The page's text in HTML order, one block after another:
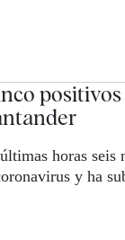
positivos
horas seis
y ha